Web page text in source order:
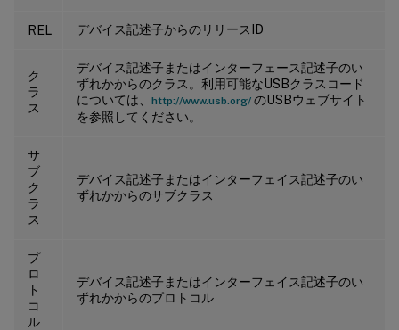
REL デバイス記述子からのリリースID
ク
ラ
ス
デバイス記述子またはインターフェース記述子のい
ずれかからのクラス。利用可能なUSBクラスコード
については、 http://www.usb.org/ のUSBウェブサイト
を参照してください。
サ
ブ
ク
ラ
ス
デバイス記述子またはインターフェイス記述子のい
ずれかからのサブクラス
プ
ロ
ト
コ
ル
デバイス記述子またはインターフェイス記述子のい
ずれかからのプロトコル